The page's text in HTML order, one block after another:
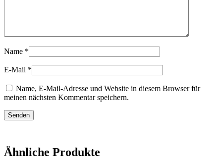
Name *
E-Mail *
Name, E-Mail-Adresse und Website in diesem Browser für
meinen nächsten Kommentar speichern.
Ähnliche Produkte